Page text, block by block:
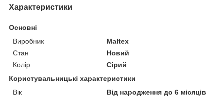
Характеристики
Основні
Виробник
Maltex
Стан
Новий
Колір
Сірий
Користувальницькі характеристики
Вік
Від народження до 6 місяців